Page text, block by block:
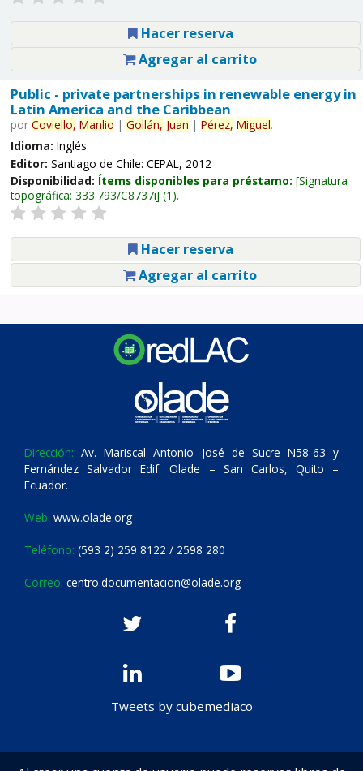
Hacer reserva
Agregar al carrito
Public - private partnerships in renewable energy in
Latin America and the Caribbean
por Coviello, Manlio | Gollán, Juan | Pérez, Miguel.
Idioma: Inglés
Editor: Santiago de Chile: CEPAL, 2012
Disponibilidad: Ítems disponibles para préstamo: Signatura
topográfica: 333.793/C8737i (1).
Hacer reserva
Agregar al carrito
Dirección: Av. Mariscal Antonio José de Sucre N58-63 y
Fernández Salvador Edif. Olade – San Carlos, Quito –
Ecuador.
Web: www.olade.org
Teléfono: (593 2) 259 8122 / 2598 280
Correo: centro.documentacion@olade.org
Tweets by cubemediaco